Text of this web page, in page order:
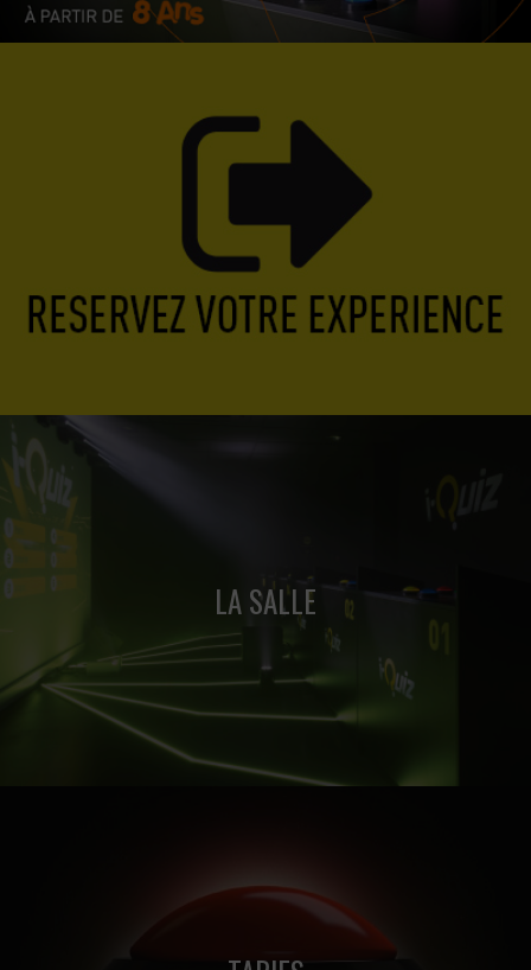
I-QUIZ KIDS : le Quiz Game dès 8 ans !
LA SALLE
Une salle digne d'un plateau TV, avec un véritable show son
et lumière.